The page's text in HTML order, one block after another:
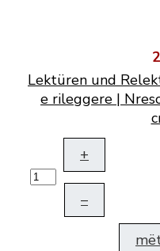
Lektüren und
e rileggere |
+
–